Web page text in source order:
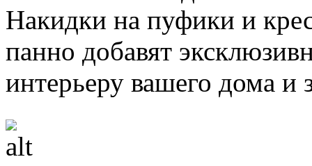
Накидки на пуфики и
панно добавят
интерьеру вашего дома и